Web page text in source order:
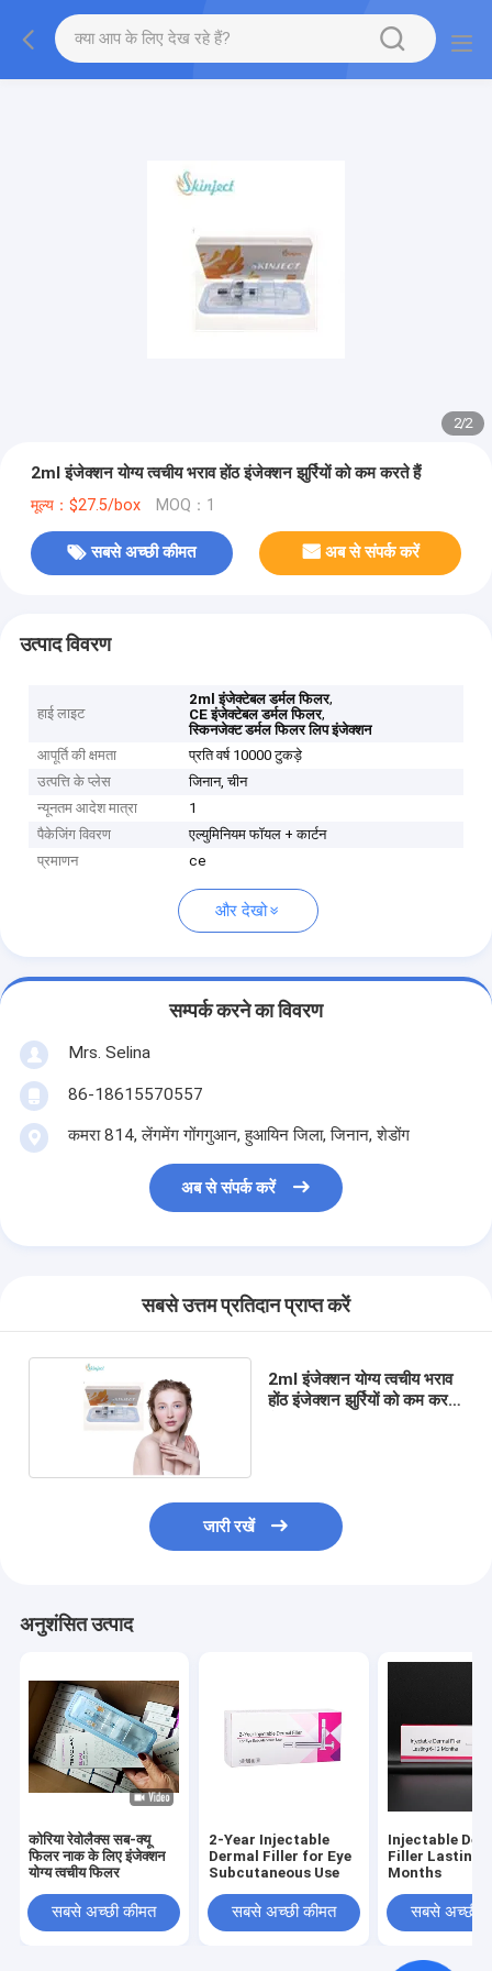
2/2
2ml इंजेक्शन योग्य त्वचीय भराव होंठ इंजेक्शन झुर्रियों को कम करते हैं
मूल्य：$27.5/box MOQ：1
सबसे अच्छी कीमत अब से संपर्क करें
उत्पाद विवरण
हाई लाइट
2ml इंजेक्टेबल डर्मल फिलर,
CE इंजेक्टेबल डर्मल फिलर,
स्किनजेक्ट डर्मल फिलर लिप इंजेक्शन
आपूर्ति की क्षमता
प्रति वर्ष 10000 टुकड़े
उत्पत्ति के प्लेस
जिनान, चीन
न्यूनतम आदेश मात्रा
1
पैकेजिंग विवरण
एल्युमिनियम फॉयल + कार्टन
प्रमाणन
ce
और देखो
सम्पर्क करने का विवरण
Mrs. Selina
86-18615570557
कमरा 814, लेंगमेंग गोंगगुआन, हुआयिन जिला, जिनान, शेडोंग
अब से संपर्क करें
सबसे उत्तम प्रतिदान प्राप्त करें
2ml इंजेक्शन योग्य त्वचीय भराव
होंठ इंजेक्शन झुर्रियों को कम करते
जारी रखें
अनुशंसित उत्पाद
कोरिया रेवोलैक्स सब-क्यू
फिलर नाक के लिए इंजेक्शन
योग्य त्वचीय फिलर
सबसे अच्छी कीमत
2-Year Injectable
Dermal Filler for Eye
Subcutaneous Use
सबसे अच्छी कीमत
Injectable
Filler Lasting
Months
सबसे अच्छी